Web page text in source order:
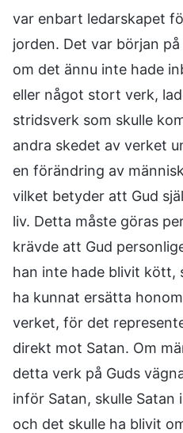
var enbart ledarskapet
jorden. Det var början
om det ännu inte hade
eller något stort verk,
stridsverk som skulle
andra skedet av verket
en förändring av
vilket betyder att Gud
liv. Detta måste göras
krävde att Gud
han inte hade blivit kött,
ha kunnat ersätta
verket, för det
direkt mot Satan. Om
detta verk på Guds
inför Satan, skulle Satan
och det skulle ha blivit